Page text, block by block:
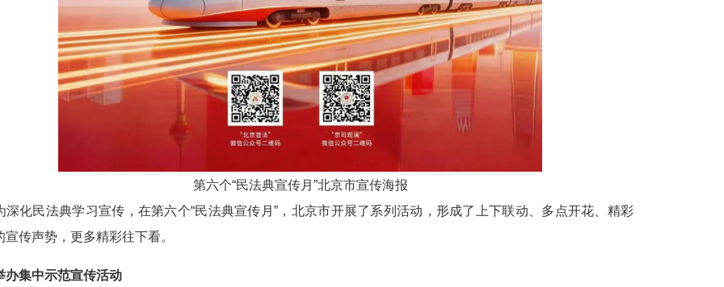
第六个“民法典宣传月”北京市宣传海报
民法典学习宣传，在第六个“民法典宣传月”，北京市开展了系列活动，形成了上下联动、多点开花、精彩
宣传声势，更多精彩往下看。
中示范宣传活动